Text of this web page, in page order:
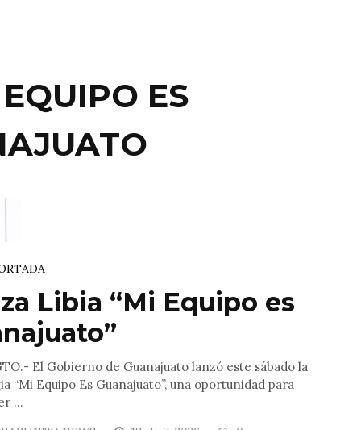
ES
Libia “Mi Equipo es
El Gobierno de Guanajuato lanzó este sábado la
“Mi Equipo Es Guanajuato”, una oportunidad para
...